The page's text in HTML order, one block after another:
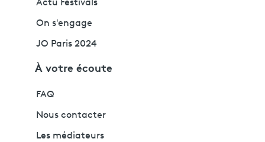
Actu Festivals
On s'engage
JO Paris 2024
À votre écoute
FAQ
Nous contacter
Les médiateurs